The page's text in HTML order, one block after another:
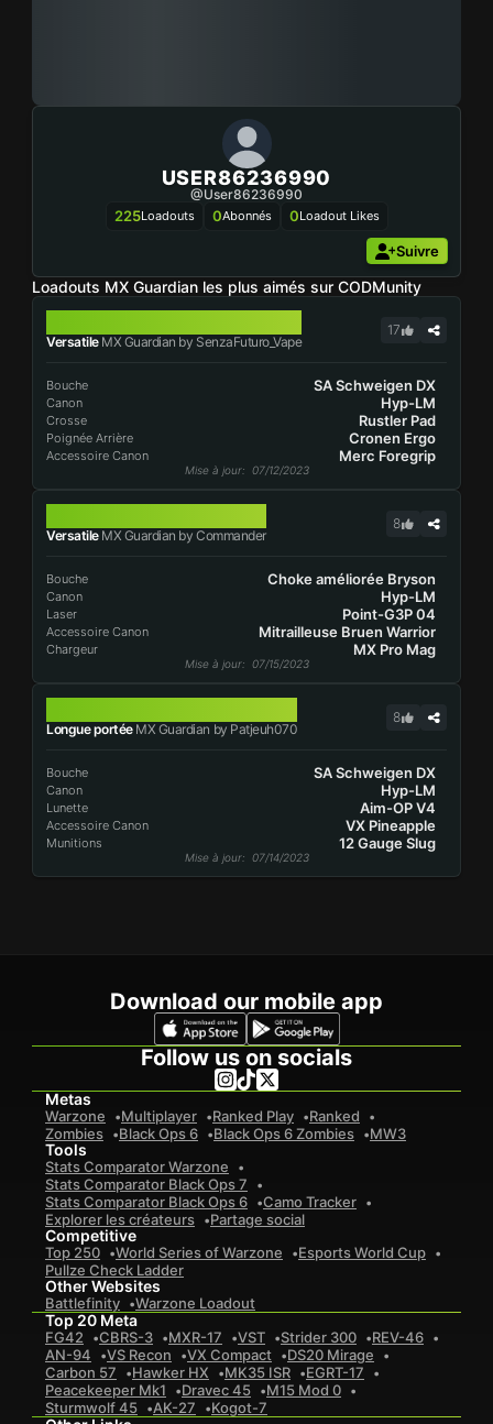
USER86236990
@user86236990
225Loadouts 0Abonnés 0Loadout Likes
Suivre
Loadouts MX Guardian les plus aimés sur CODMunity
VersatileMX Guardian by SenzaFuturo_Vape
17
Bouche SA Schweigen DX
Canon Hyp-LM
Crosse Rustler Pad
Poignée Arrière Cronen Ergo
Accessoire Canon Merc Foregrip
Mise à jour: 07/12/2023
VersatileMX Guardian by Commander
8
Bouche Choke améliorée Bryson
Canon Hyp-LM
Laser Point-G3P 04
Accessoire Canon Mitrailleuse Bruen Warrior
Chargeur MX Pro Mag
Mise à jour: 07/15/2023
Longue portéeMX Guardian by Patjeuh070
8
Bouche SA Schweigen DX
Canon Hyp-LM
Lunette Aim-OP V4
Accessoire Canon VX Pineapple
Munitions 12 Gauge Slug
Mise à jour: 07/14/2023
Download our mobile app
Follow us on socials
Metas
Warzone Multiplayer Ranked Play
Ranked
Zombies
Black Ops 6 Black Ops 6 Zombies MW3
Tools
Stats Comparator Warzone
Stats Comparator Black Ops 7
Stats Comparator Black Ops 6
Camo Tracker
Explorer les créateurs
Partage social
Competitive
Top 250 World Series of Warzone
Esports World Cup
Pullze Check Ladder
Other Websites
Battlefinity Warzone Loadout
Top 20 Meta
FG42 CBRS-3 MXR-17 VST Strider 300
REV-46
AN-94
VS Recon VX Compact
DS20 Mirage
Carbon 57
Hawker HX MK35 ISR
EGRT-17
Peacekeeper Mk1
Dravec 45
M15 Mod 0
Sturmwolf 45
AK-27 Kogot-7